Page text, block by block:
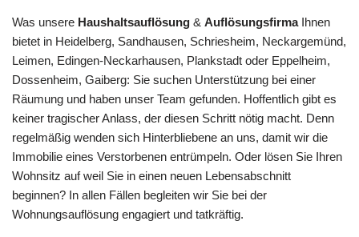
Was unsere Haushaltsauflösung & AuflösungsfirmaIhnen
bietet in Heidelberg, Sandhausen, Schriesheim, Neckargemünd,
Leimen, Edingen-Neckarhausen, Plankstadt oder Eppelheim,
Dossenheim, Gaiberg: Sie suchen Unterstützung bei einer
Räumung und haben unser Team gefunden. Hoffentlich gibt es
keiner tragischer Anlass, der diesen Schritt nötig macht. Denn
regelmäßig wenden sich Hinterbliebene an uns, damit wir die
Immobilie eines Verstorbenen entrümpeln. Oder lösen Sie Ihren
Wohnsitz auf weil Sie in einen neuen Lebensabschnitt
beginnen? In allen Fällen begleiten wir Sie bei der
Wohnungsauflösung engagiert und tatkräftig.